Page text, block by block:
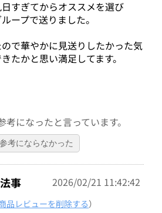
すぎてからオススメを選び
ープで送りました。
で華やかに見送りしたかった気
たかと思い満足してます。
考になったと言っています。
参考にならなかった
法事
2026/02/21 11:42:42
品レビューを削除する）